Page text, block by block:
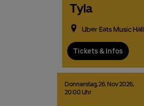
Tyla
Uber Eats Music Hall
Tickets & Infos
Donnerstag,26. Nov2026,
20:00 Uhr